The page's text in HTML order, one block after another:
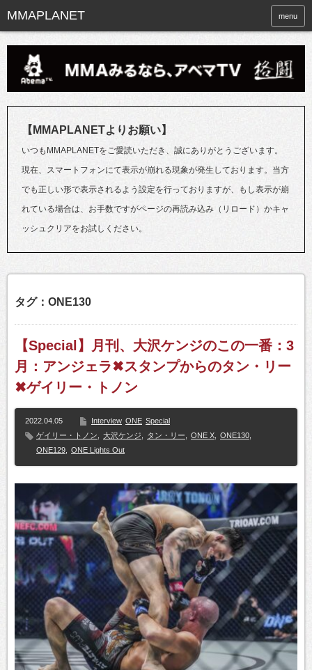
menu
【MMAPLANETよりお願い】
いつもMMAPLANETをご愛読いただき、誠にありがとうございます。
現在、スマートフォンにて表示が崩れる現象が発生しております。当方
でも正しい形で表示されるよう設定を行っておりますが、もし表示が崩
れている場合は、お手数ですがページの再読み込み（リロード）かキャ
ッシュクリアをお試しください。
タグ：ONE130
【Special】月刊、大沢ケンジのこの一番：3
月：アンジェラ✖スタンプからのタン・リー
✖ゲイリー・トノン
2022.04.05 Interview ONE Special
ゲイリー・トノン
大沢ケンジ タン・リー ONE X ONE130
ONE129
ONE Lights Out